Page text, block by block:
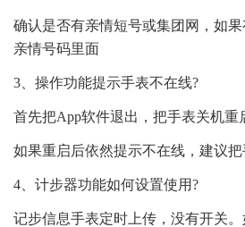
确认是否有亲情短号或集团网，如
亲情号码里面
3、操作功能提示手表不在线?
首先把App软件退出，把手表关机重
如果重启后依然提示不在线，建议
4、计步器功能如何设置使用?
记步信息手表定时上传，没有开关